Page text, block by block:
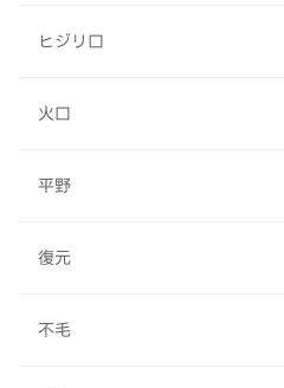
ヒジリ口
火口
平野
復元
不毛